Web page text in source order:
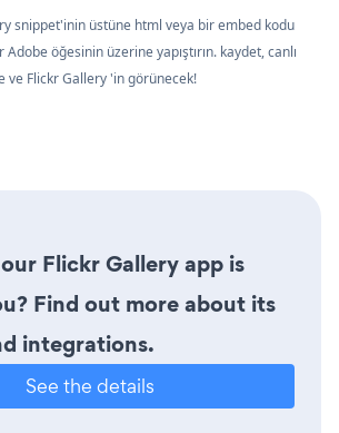
snippet'inin üstüne html veya bir embed kodu
öğesinin üzerine yapıştırın. kaydet, canlı
ve Flickr Gallery 'in görünecek!
Flickr Gallery app is
Find out more about its
integrations.
See the details